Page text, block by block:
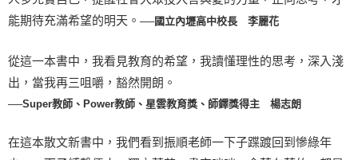
能期待充滿希望的明天。 ──國立內壢高中校長 李麗花
從這一本書中，我看見教育的希望，我讀懂理性的思考，深入淺
出，當我再三咀嚼，豁然開朗。
──Super教師、Power教師、星雲教育獎、師鐸獎得主 楊志朗
在這本散文新書中，我們看到振順老師一下子蹀踱回到慘綠年